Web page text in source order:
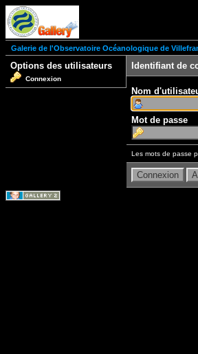
Galerie de l'Observatoire Océanologique de
Options des utilisateurs
Connexion
Identifiant de
Nom
Mot de passe
Les mots de passe